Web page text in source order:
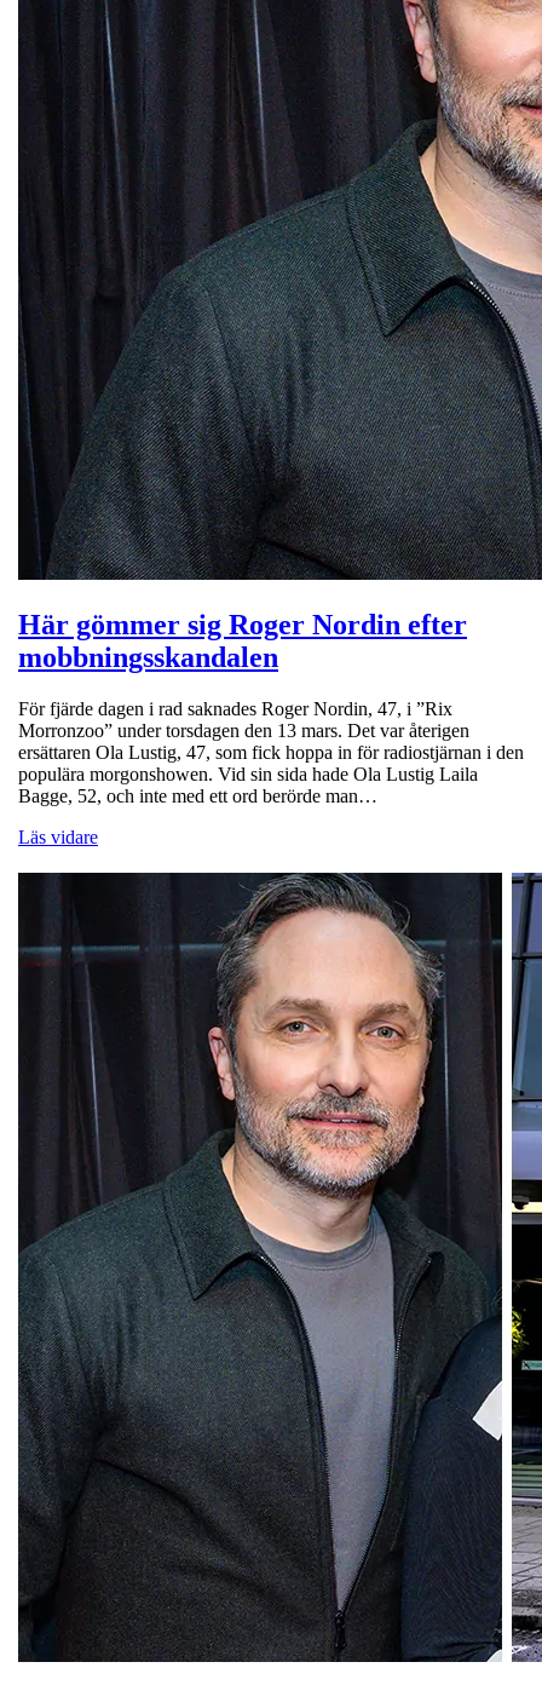
Här gömmer sig Roger Nordin efter
mobbningsskandalen
För fjärde dagen i rad saknades Roger Nordin, 47, i ”Rix
Morronzoo” under torsdagen den 13 mars. Det var återigen
ersättaren Ola Lustig, 47, som fick hoppa in för radiostjärnan i den
populära morgonshowen. Vid sin sida hade Ola Lustig Laila
Bagge, 52, och inte med ett ord berörde man…
Läs vidare